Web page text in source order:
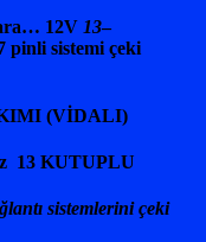
12V 13–
pinli sistemi çeki
(VİDALI)
13 KUTUPLU
sistemlerini çeki